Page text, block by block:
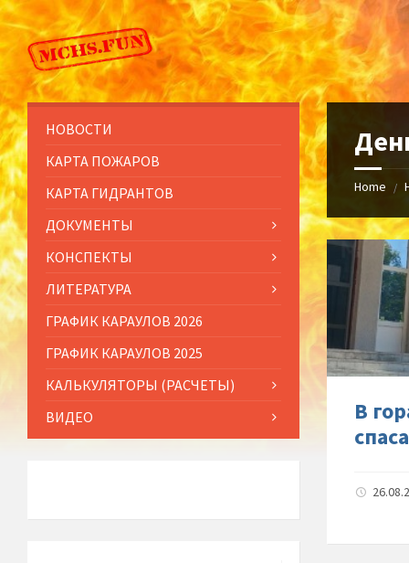
Skip
to
content
Skip
to
left
sidebar
Skip
to
footer
Home /
В
НОВОСТИ
КАРТА ПОЖАРОВ
КАРТА ГИДРАНТОВ
ДОКУМЕНТЫ
КОНСПЕКТЫ
ЛИТЕРАТУРА
ГРАФИК КАРАУЛОВ 2026
ГРАФИК КАРАУЛОВ 2025
КАЛЬКУЛЯТОРЫ (РАСЧЕТЫ)
ВИДЕО